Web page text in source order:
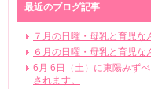
最近のブログ記事
７月の日曜・母乳と育児な
６月の日曜・母乳と育児な
6月 6日（土）に東陽みず
されます。